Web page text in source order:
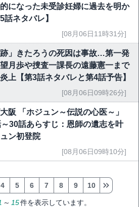
になった未受診妊婦に過去を明か
話ネタバレ】
[08月06日11時31分]
跡」きたろうの死因は事故…第一発
月歩や捜査一課長の遠藤憲一まで
上【第3話ネタバレと第4話予告】
[08月06日09時26分]
阪 「ホジュン～伝説の心医～」
30話あらすじ：恩師の遺志を叶
ン初登院
[08月06日09時10分]
～ 15件を表示しています。
4 5 6 7 8 9 10